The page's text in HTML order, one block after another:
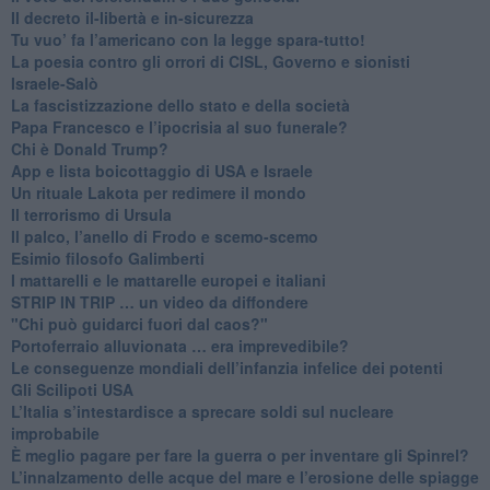
Il decreto il-libertà e in-sicurezza
Tu vuo’ fa l’americano con la legge spara-tutto!
La poesia contro gli orrori di CISL, Governo e sionisti
Israele-Salò
​La fascistizzazione dello stato e della società
Papa Francesco e l’ipocrisia al suo funerale?
​Chi è Donald Trump?
App e lista boicottaggio di USA e Israele
​Un rituale Lakota per redimere il mondo
Il terrorismo di Ursula
​Il palco, l’anello di Frodo e scemo-scemo
Esimio filosofo Galimberti
​I mattarelli e le mattarelle europei e italiani
​STRIP IN TRIP … un video da diffondere
"Chi può guidarci fuori dal caos?"
​Portoferraio alluvionata … era imprevedibile?
Le conseguenze mondiali dell’infanzia infelice dei potenti
​Gli Scilipoti USA
L’Italia s’intestardisce a sprecare soldi sul nucleare
improbabile
È meglio pagare per fare la guerra o per inventare gli Spinrel?
​L’innalzamento delle acque del mare e l’erosione delle spiagge